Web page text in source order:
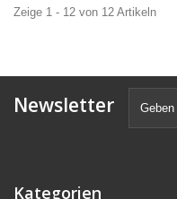
Zeige 1 - 12 von 12 Artikeln
Newsletter
Kategorien